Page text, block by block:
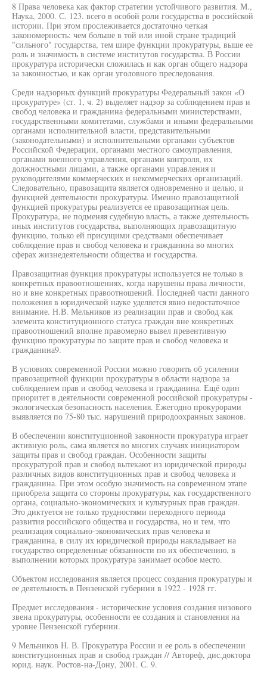
8 Права человека как фактор стратегии устойчивого развития. М.,
Наука, 2000. С. 123. всего в особой роли государства в российской
истории. При этом прослеживается достаточно четкая
закономерность: чем больше в той или иной стране традиций
"сильного" государства, тем шире функции прокуратуры, выше ее
роль и значимость в системе институтов государства. В России
прокуратура исторически сложилась и как орган общего надзора
за законностью, и как орган уголовного преследования.
Среди надзорных функций прокуратуры Федеральный закон «О
прокуратуре» (ст. 1, ч. 2) выделяет надзор за соблюдением прав и
свобод человека и гражданина федеральными министерствами,
государственными комитетами, службами и иными федеральными
органами исполнительной власти, представительными
(законодательными) и исполнительными органами субъектов
Российской Федерации, органами местного самоуправления,
органами военного управления, органами контроля, их
должностными лицами, а также органами управления и
руководителями коммерческих и некоммерческих организаций.
Следовательно, правозащита является одновременно и целью, и
функцией деятельности прокуратуры. Именно правозащитной
функцией прокуратуры реализуется ее правозащитная цель.
Прокуратура, не подменяя судебную власть, а также деятельность
иных институтов государства, выполняющих правозащитную
функцию, только ей присущими средствами обеспечивает
соблюдение прав и свобод человека и гражданина во многих
сферах жизнедеятельности общества и государства.
Правозащитная функция прокуратуры используется не только в
конкретных правоотношениях, когда нарушены права личности,
но и вне конкретных правоотношений. Последней части данного
положения в юридической науке уделяется явно недостаточное
внимание. Н.В. Мельников из реализации прав и свобод как
элемента конституционного статуса граждан вне конкретных
правоотношений вполне правомерно вывел превентивную
функцию прокуратуры по защите прав и свобод человека и
гражданина9.
В условиях современной России можно говорить об усилении
правозащитной функции прокуратуры в области надзора за
соблюдением прав и свобод человека и гражданина. Ещё один
приоритет в деятельности современной российской прокуратуры -
экологическая безопасность населения. Ежегодно прокурорами
выявляется по 75-80 тыс. нарушений природоохранных законов.
В обеспечении конституционной законности прокуратура играет
активную роль, сама является во многих случаях инициатором
защиты прав и свобод граждан. Особенности защиты
прокуратурой прав и свобод вытекают из юридической природы
различных видов конституционных прав и свобод человека и
гражданина. При этом особую значимость на современном этапе
приобрела защита со стороны прокуратуры, как государственного
органа, социально-экономических и культурных прав граждан.
Это диктуется не только трудностями переходного периода
развития российского общества и государства, но и тем, что
реализация социально-экономических прав человека и
гражданина, в силу их юридической природы накладывает на
государство определенные обязанности по их обеспечению, в
выполнении которых прокуратура занимает особое место.
Объектом исследования является процесс создания прокуратуры и
ее деятельность в Пензенской губернии в 1922 - 1928 гг.
Предмет исследования - исторические условия создания низового
звена прокуратуры, особенности ее создания и становления на
уровне Пензенской губернии.
9 Мельников Н. В. Прокуратура России и ее роль в обеспечении
конституционных прав и свобод граждан // Автореф, дис.доктора
юрид. наук. Ростов-на-Дону, 2001. С. 9.